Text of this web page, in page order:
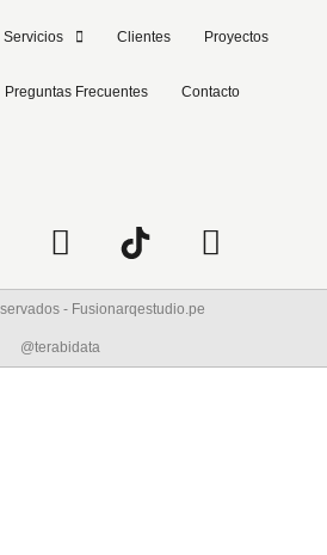
Servicios Clientes Proyectos
Preguntas Frecuentes Contacto
- Fusionarqestudio.pe
@terabidata